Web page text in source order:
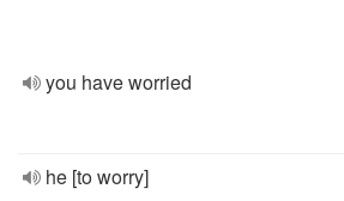
you have worried
he [to worry]